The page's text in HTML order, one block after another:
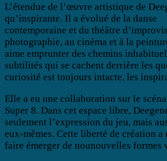
L’étendue de l’œuvre artistique de
qu’inspirante. Il a évolué de la danse
contemporaine et du théâtre
photographie, au cinéma et à la
aime emprunter des chemins
subtilités qui se cachent derrière les
curiosité est toujours intacte, les
Elle a eu une collaboration sur le
Super 8. Dans cet espace libre,
seulement l’expression du jeu, mais
eux-mêmes. Cette liberté de création a
faire émerger de nounouvelles formes